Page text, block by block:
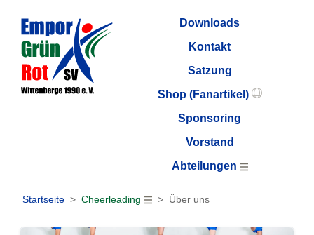
Downloads
Kontakt
Satzung
Shop (Fanartikel)
Sponsoring
Vorstand
Abteilungen
Startseite Cheerleading Über uns